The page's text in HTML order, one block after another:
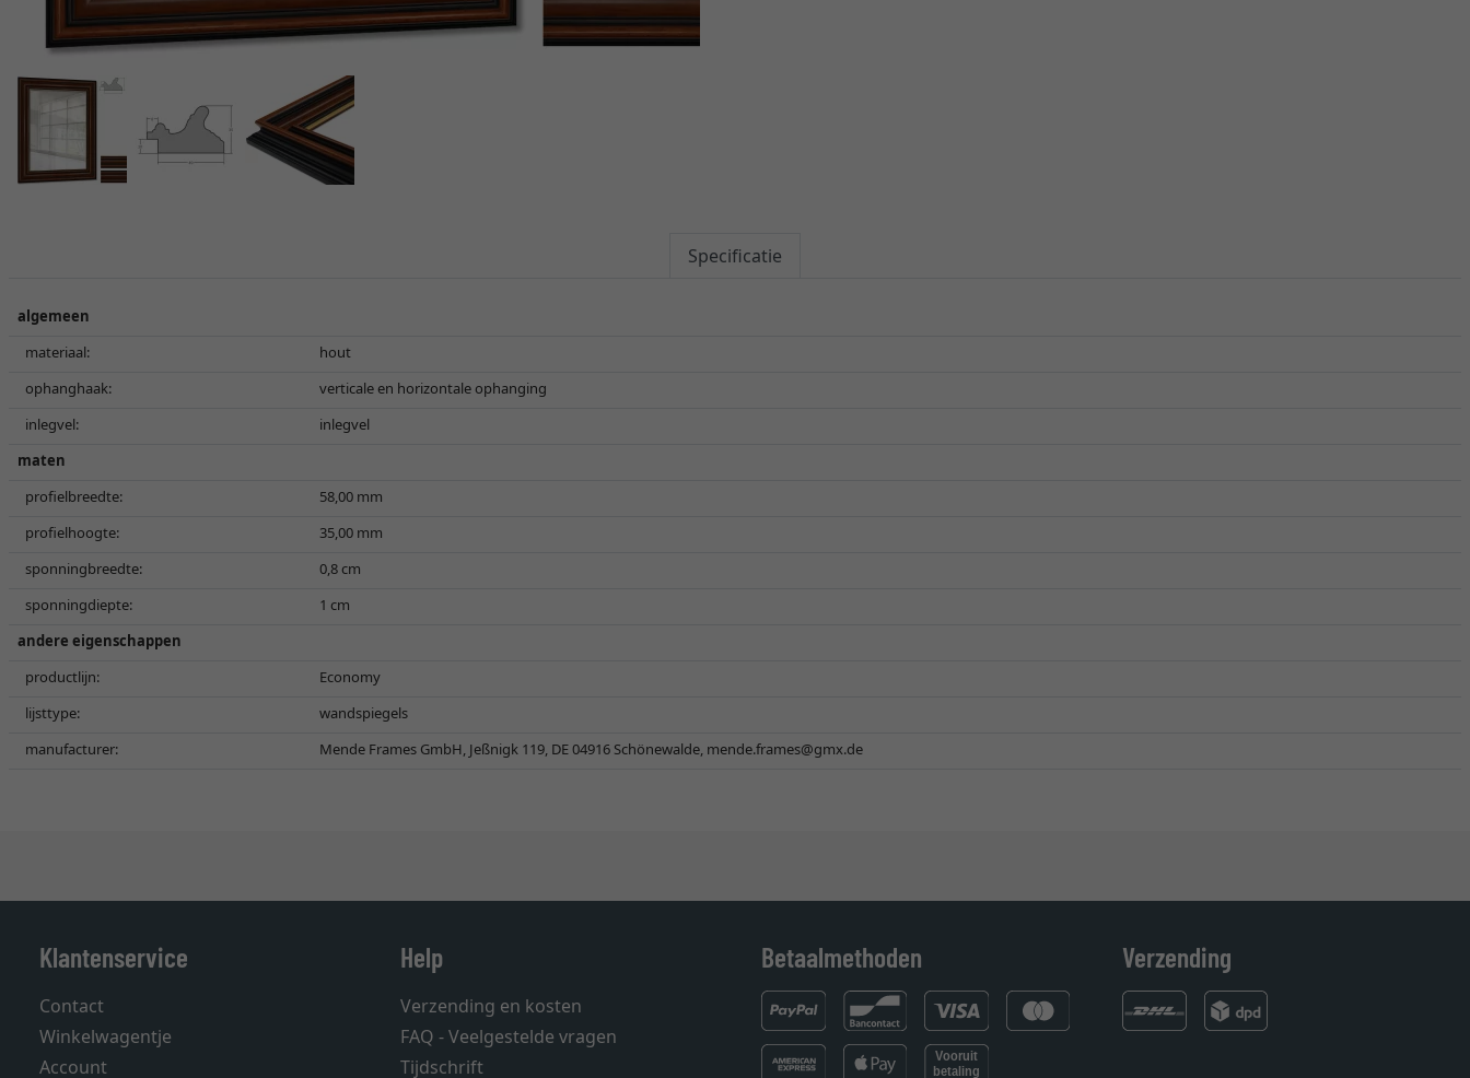
Specificatie
algemeen
materiaal:
hout
ophanghaak:
verticale en horizontale ophanging
inlegvel:
inlegvel
maten
profielbreedte:
58,00 mm
profielhoogte:
35,00 mm
sponningbreedte:
0,8 cm
sponningdiepte:
1 cm
andere eigenschappen
productlijn:
Economy
lijsttype:
wandspiegels
manufacturer:
Mende Frames GmbH, Jeßnigk 119, DE 04916 Schönewalde, mende.frames@gmx.de
Klantenservice
Contact
Winkelwagentje
Account
Help
Verzending en kosten
FAQ - Veelgestelde vragen
Tijdschrift
Betaalmethoden Verzending